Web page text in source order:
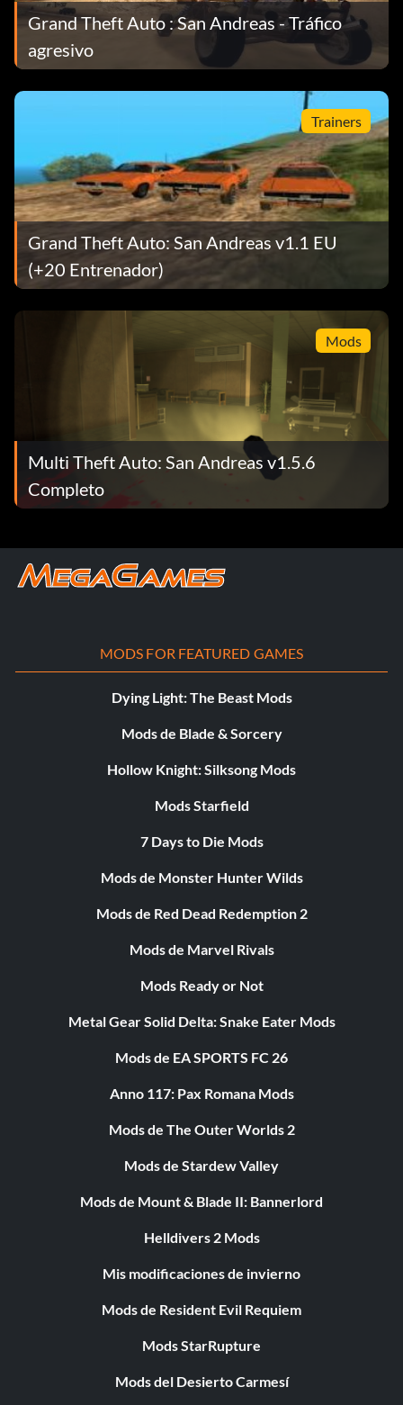
Grand Theft Auto : San Andreas - Tráfico
agresivo
Trainers
Grand Theft Auto: San Andreas v1.1 EU
(+20 Entrenador)
Mods
Multi Theft Auto: San Andreas v1.5.6
Completo
MODS FOR FEATURED GAMES
Dying Light: The Beast Mods
Mods de Blade & Sorcery
Hollow Knight: Silksong Mods
Mods Starfield
7 Days to Die Mods
Mods de Monster Hunter Wilds
Mods de Red Dead Redemption 2
Mods de Marvel Rivals
Mods Ready or Not
Metal Gear Solid Delta: Snake Eater Mods
Mods de EA SPORTS FC 26
Anno 117: Pax Romana Mods
Mods de The Outer Worlds 2
Mods de Stardew Valley
Mods de Mount & Blade II: Bannerlord
Helldivers 2 Mods
Mis modificaciones de invierno
Mods de Resident Evil Requiem
Mods StarRupture
Mods del Desierto Carmesí